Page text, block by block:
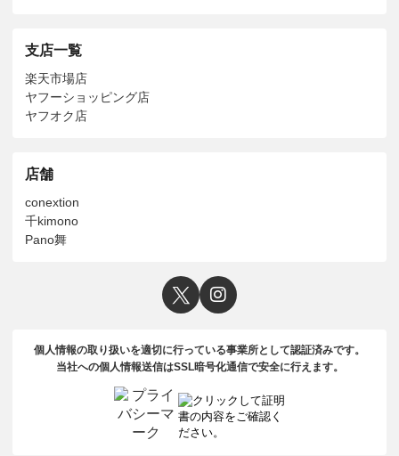
支店一覧
楽天市場店
ヤフーショッピング店
ヤフオク店
店舗
conextion
千kimono
Pano舞
個人情報の取り扱いを適切に行っている事業所として認証済みです。
当社への個人情報送信はSSL暗号化通信で安全に行えます。